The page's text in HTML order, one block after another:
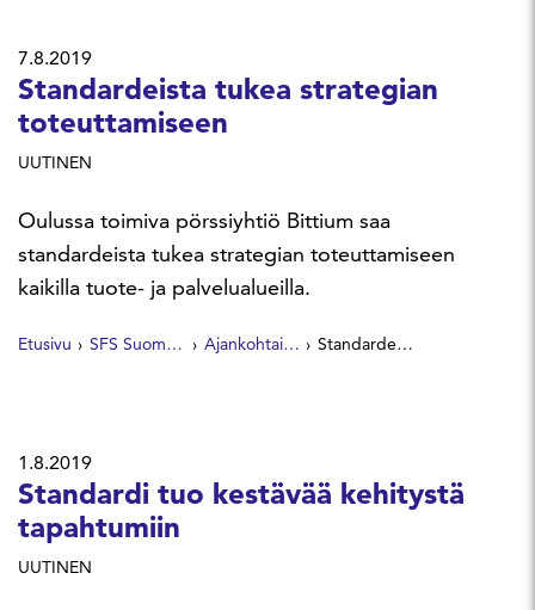
7.8.2019
Standardeista tukea strategian
toteuttamiseen
UUTINEN
Oulussa toimiva pörssiyhtiö Bittium saa
standardeista tukea strategian toteuttamiseen
kaikilla tuote- ja palvelualueilla.
Etusivu SFS Suomen Standardit Ajankohtaista Standardeista tukea strategian toteuttamiseen
1.8.2019
Standardi tuo kestävää kehitystä
tapahtumiin
UUTINEN